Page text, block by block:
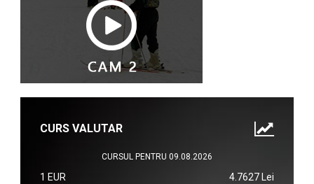
CURS VALUTAR
CURSUL PENTRU 09.08.2026
1 EUR
4.7627 Lei